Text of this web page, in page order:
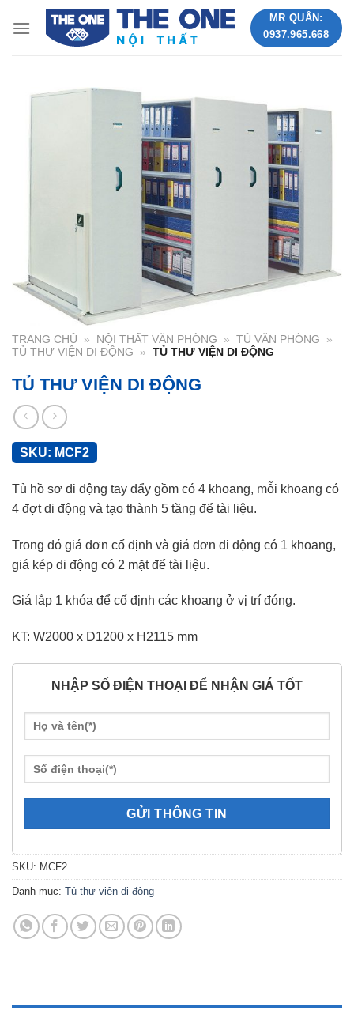
MR QUÂN:
0937.965.668
TRANG CHỦ » NỘI THẤT VĂN PHÒNG » TỦ VĂN PHÒNG
»
TỦ THƯ VIỆN DI ĐỘNG
» TỦ THƯ VIỆN DI ĐỘNG
TỦ THƯ VIỆN DI ĐỘNG
SKU: MCF2
Tủ hồ sơ di động tay đẩy gồm có 4 khoang, mỗi khoang có
4 đợt di động và tạo thành 5 tầng để tài liệu.
Trong đó giá đơn cố định và giá đơn di động có 1 khoang,
giá kép di động có 2 mặt để tài liệu.
Giá lắp 1 khóa để cố định các khoang ở vị trí đóng.
KT: W2000 x D1200 x H2115 mm
NHẬP SỐ ĐIỆN THOẠI ĐỂ NHẬN GIÁ TỐT
SKU: MCF2
Danh mục: Tủ thư viện di động